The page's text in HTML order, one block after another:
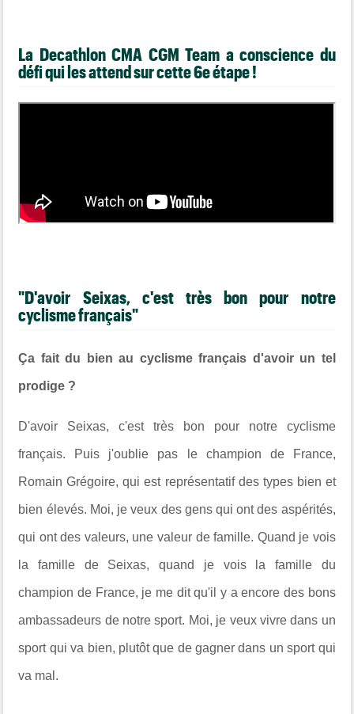
La Decathlon CMA CGM Team a conscience du
défi qui les attend sur cette 6e étape !
"D'avoir Seixas, c'est très bon pour notre
cyclisme français"
Ça fait du bien au cyclisme français d'avoir un tel
prodige ?
D'avoir Seixas, c'est très bon pour notre cyclisme
français. Puis j'oublie pas le champion de France,
Romain Grégoire, qui est représentatif des types bien et
bien élevés. Moi, je veux des gens qui ont des aspérités,
qui ont des valeurs, une valeur de famille. Quand je vois
la famille de Seixas, quand je vois la famille du
champion de France, je me dit qu'il y a encore des bons
ambassadeurs de notre sport. Moi, je veux vivre dans un
sport qui va bien, plutôt que de gagner dans un sport qui
va mal.